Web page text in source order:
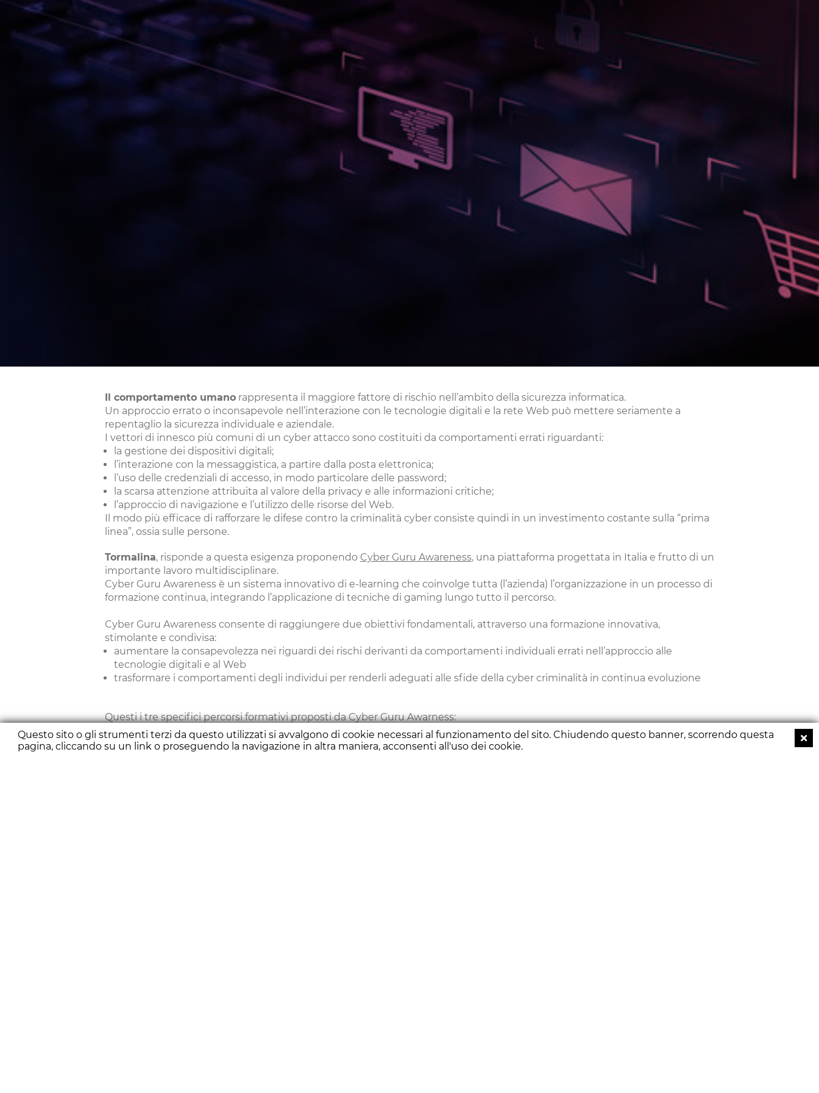
Questo sito o gli strumenti terzi da questo utilizzati si avvalgono di cookie necessari al funzionamento del sito. Chiudendo questo banner, scorrendo questa
pagina, cliccando su un link o proseguendo la navigazione in altra maniera, acconsenti all'uso dei cookie.
Il comportamento umano rappresenta il maggiore fattore di rischio nell’ambito della sicurezza informatica.
Un approccio errato o inconsapevole nell’interazione con le tecnologie digitali e la rete Web può mettere seriamente a
repentaglio la sicurezza individuale e aziendale.
I vettori di innesco più comuni di un cyber attacco sono costituiti da comportamenti errati riguardanti:
la gestione dei dispositivi digitali;
l’interazione con la messaggistica, a partire dalla posta elettronica;
l’uso delle credenziali di accesso, in modo particolare delle password;
la scarsa attenzione attribuita al valore della privacy e alle informazioni critiche;
l’approccio di navigazione e l’utilizzo delle risorse del Web.
Il modo più efficace di rafforzare le difese contro la criminalità cyber consiste quindi in un investimento costante sulla “prima
linea”, ossia sulle persone.
Tormalina, risponde a questa esigenza proponendo Cyber Guru Awareness, una piattaforma progettata in Italia e frutto di un
importante lavoro multidisciplinare.
Cyber Guru Awareness è un sistema innovativo di e-learning che coinvolge tutta (l’azienda) l’organizzazione in un processo di
formazione continua, integrando l’applicazione di tecniche di gaming lungo tutto il percorso.
Cyber Guru Awareness consente di raggiungere due obiettivi fondamentali, attraverso una formazione innovativa,
stimolante e condivisa:
aumentare la consapevolezza nei riguardi dei rischi derivanti da comportamenti individuali errati nell’approccio alle
tecnologie digitali e al Web
trasformare i comportamenti degli individui per renderli adeguati alle sfide della cyber criminalità in continua evoluzione
Questi i tre specifici percorsi formativi proposti da Cyber Guru Awarness: